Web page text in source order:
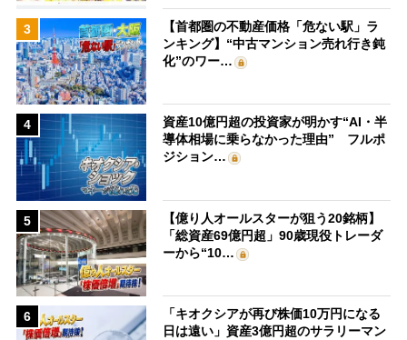
3
【首都圏の不動産価格「危ない駅」ラ
ンキング】“中古マンション売れ行き鈍
化”のワー…
4
資産10億円超の投資家が明かす“AI・半
導体相場に乗らなかった理由” フルポ
ジション…
5
【億り人オールスターが狙う20銘柄】
「総資産69億円超」90歳現役トレーダ
ーから“10…
6
「キオクシアが再び株価10万円になる
日は遠い」資産3億円超のサラリーマン